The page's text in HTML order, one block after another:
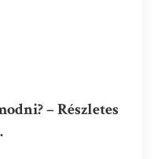
– Részletes